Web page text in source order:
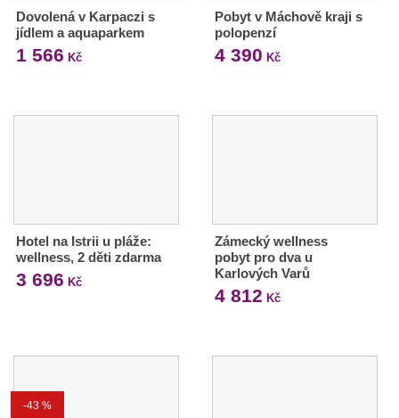
Dovolená v Karpaczi s
jídlem a aquaparkem
1 566 Kč
Pobyt v Máchově kraji s
polopenzí
4 390 Kč
Hotel na Istrii u pláže:
wellness, 2 děti zdarma
3 696 Kč
Zámecký wellness
pobyt pro dva u
Karlových Varů
4 812 Kč
-43 %